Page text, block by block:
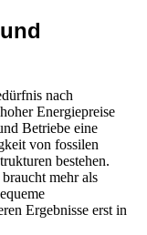
nach
Energiepreise
Betriebe eine
von fossilen
bestehen.
mehr als
Ergebnisse erst in